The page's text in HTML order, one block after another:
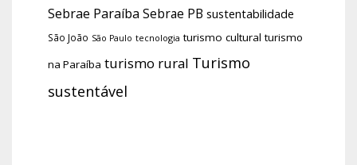
Sebrae Paraíba Sebrae PB sustentabilidade
São João São Paulo tecnologia turismo cultural turismo
na Paraíba turismo rural Turismo
sustentável